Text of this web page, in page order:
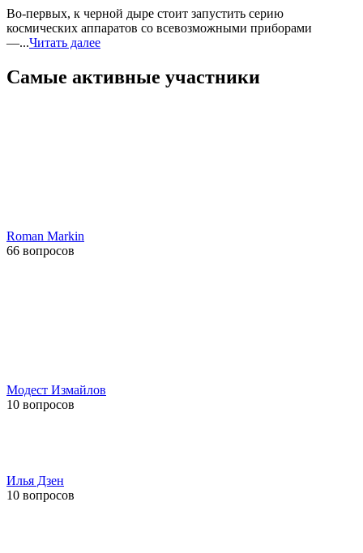
Во-первых, к черной дыре стоит запустить серию
космических аппаратов со всевозможными приборами
—...Читать далее
Самые активные участники
Roman Markin
66 вопросов
Модест Измайлов
10 вопросов
Илья Дзен
10 вопросов